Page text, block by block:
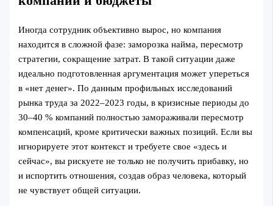
Иногда сотрудник объективно вырос, но компания
находится в сложной фазе: заморозка найма, пересмотр
стратегии, сокращение затрат. В такой ситуации даже
идеально подготовленная аргументация может упереться
в «нет денег». По данным профильных исследований
рынка труда за 2022–2023 годы, в кризисные периоды до
30–40 % компаний полностью замораживали пересмотр
компенсаций, кроме критически важных позиций. Если вы
игнорируете этот контекст и требуете свое «здесь и
сейчас», вы рискуете не только не получить прибавку, но
и испортить отношения, создав образ человека, который
не чувствует общей ситуации.